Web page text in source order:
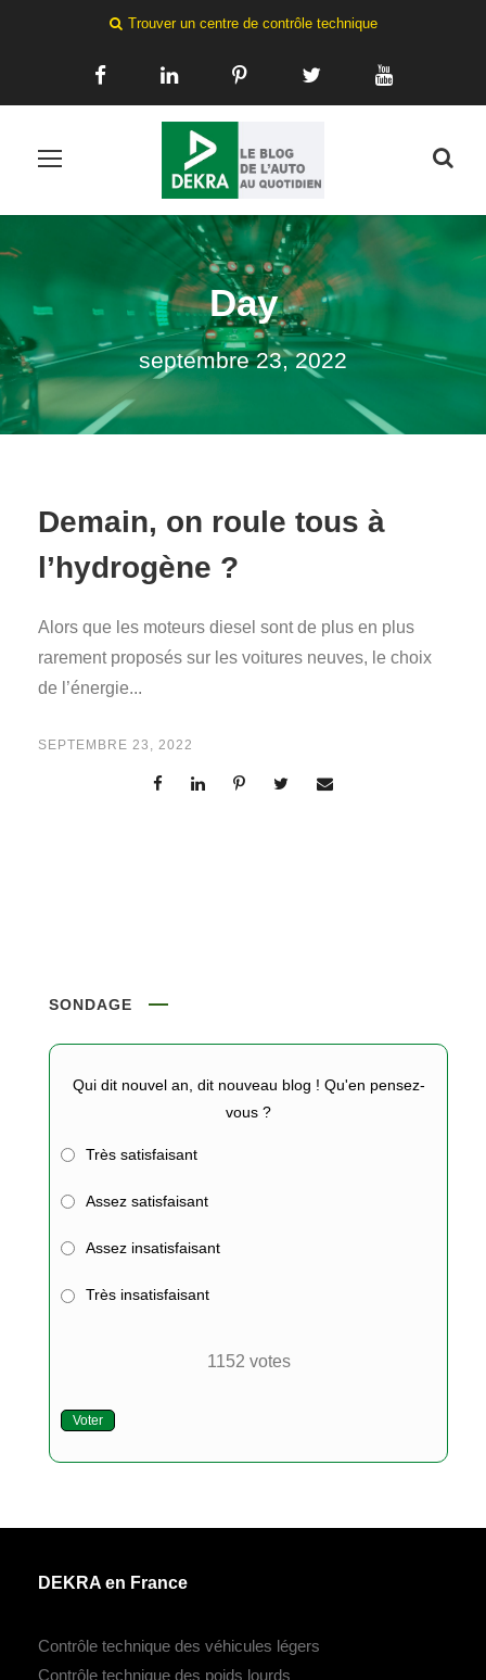
Trouver un centre de contrôle technique
Day
septembre 23, 2022
Demain, on roule tous à
l’hydrogène ?
Alors que les moteurs diesel sont de plus en plus
rarement proposés sur les voitures neuves, le choix
de l’énergie...
SEPTEMBRE 23, 2022
SONDAGE
Qui dit nouvel an, dit nouveau blog ! Qu'en pensez-
vous ?
Très satisfaisant
Assez satisfaisant
Assez insatisfaisant
Très insatisfaisant
1152 votes
Voter
DEKRA en France
Contrôle technique des véhicules légers
Contrôle technique des poids lourds